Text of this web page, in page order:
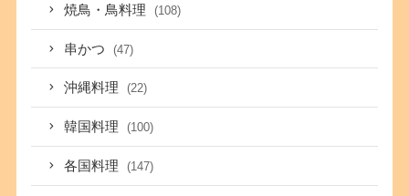
焼鳥・鳥料理 (108)
串かつ (47)
沖縄料理 (22)
韓国料理 (100)
各国料理 (147)